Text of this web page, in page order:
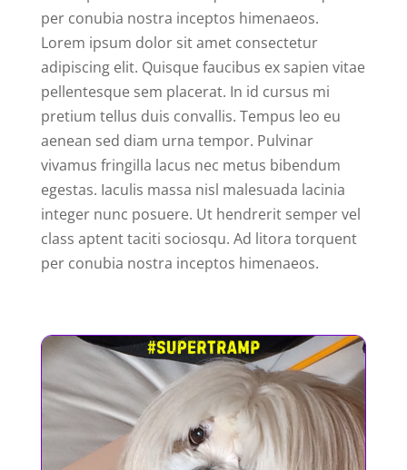
per conubia nostra inceptos himenaeos.
Lorem ipsum dolor sit amet consectetur
adipiscing elit. Quisque faucibus ex sapien vitae
pellentesque sem placerat. In id cursus mi
pretium tellus duis convallis. Tempus leo eu
aenean sed diam urna tempor. Pulvinar
vivamus fringilla lacus nec metus bibendum
egestas. Iaculis massa nisl malesuada lacinia
integer nunc posuere. Ut hendrerit semper vel
class aptent taciti sociosqu. Ad litora torquent
per conubia nostra inceptos himenaeos.